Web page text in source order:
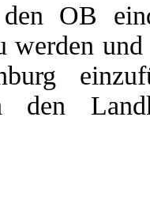
den OB
werden
den